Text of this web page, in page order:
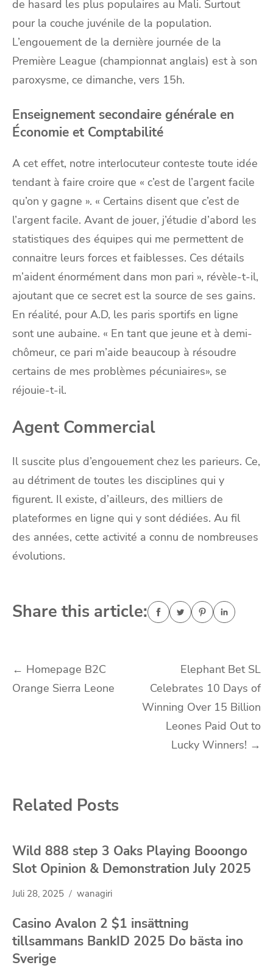
de hasard les plus populaires au Mali. Surtout
pour la couche juvénile de la population.
L’engouement de la dernière journée de la
Première League (championnat anglais) est à son
paroxysme, ce dimanche, vers 15h.
Enseignement secondaire générale en
Économie et Comptabilité
A cet effet, notre interlocuteur conteste toute idée
tendant à faire croire que « c’est de l’argent facile
qu’on y gagne ». « Certains disent que c’est de
l’argent facile. Avant de jouer, j’étudie d’abord les
statistiques des équipes qui me permettent de
connaitre leurs forces et faiblesses. Ces détails
m’aident énormément dans mon pari », révèle-t-il,
ajoutant que ce secret est la source de ses gains.
En réalité, pour A.D, les paris sportifs en ligne
sont une aubaine. « En tant que jeune et à demi-
chômeur, ce pari m’aide beaucoup à résoudre
certains de mes problèmes pécuniaires», se
réjouie-t-il.
Agent Commercial
Il suscite plus d’engouement chez les parieurs. Ce,
au détriment de toutes les disciplines qui y
figurent. Il existe, d’ailleurs, des milliers de
plateformes en ligne qui y sont dédiées. Au fil
des années, cette activité a connu de nombreuses
évolutions.
Share this article:
Navigasi
pos
← Homepage B2C
Orange Sierra Leone
Elephant Bet SL
Celebrates 10 Days of
Winning Over 15 Billion
Leones Paid Out to
Lucky Winners! →
Related Posts
Wild 888 step 3 Oaks Playing Booongo
Slot Opinion & Demonstration July 2025
Juli 28, 2025 wanagiri
Casino Avalon 2 $1 insättning
tillsammans BankID 2025 Do bästa ino
Sverige